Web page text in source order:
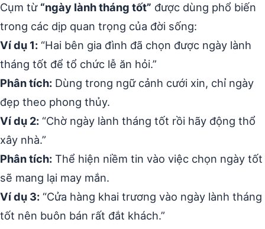
Cụm từ “ngày lành tháng tốt” được dùng phổ biến
trong các dịp quan trọng của đời sống:
Ví dụ 1: “Hai bên gia đình đã chọn được ngày lành
tháng tốt để tổ chức lễ ăn hỏi.”
Phân tích: Dùng trong ngữ cảnh cưới xin, chỉ ngày
đẹp theo phong thủy.
Ví dụ 2: “Chờ ngày lành tháng tốt rồi hãy động thổ
xây nhà.”
Phân tích: Thể hiện niềm tin vào việc chọn ngày tốt
sẽ mang lại may mắn.
Ví dụ 3: “Cửa hàng khai trương vào ngày lành tháng
tốt nên buôn bán rất đắt khách.”